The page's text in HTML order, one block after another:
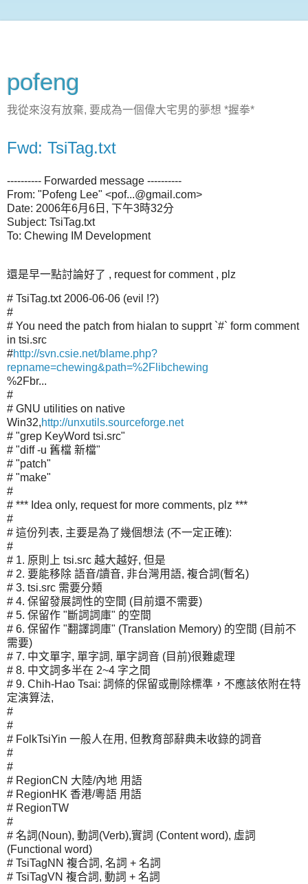
pofeng
我從來沒有放棄, 要成為一個偉大宅男的夢想 *握拳*
Fwd: TsiTag.txt
---------- Forwarded message ----------
From: "Pofeng Lee" <pof...@gmail.com>
Date: 2006年6月6日, 下午3時32分
Subject: TsiTag.txt
To: Chewing IM Development
還是早一點討論好了 , request for comment , plz
# TsiTag.txt 2006-06-06 (evil !?)
#
# You need the patch from hialan to supprt `#` form comment
in tsi.src
#http://svn.csie.net/blame.php?
repname=chewing&path=%2Flibchewing
%2Fbr...
#
# GNU utilities on native
Win32,http://unxutils.sourceforge.net
# "grep KeyWord tsi.src"
# "diff -u 舊檔 新檔"
# "patch"
# "make"
#
# *** Idea only, request for more comments, plz ***
#
# 這份列表, 主要是為了幾個想法 (不一定正確):
#
# 1. 原則上 tsi.src 越大越好, 但是
# 2. 要能移除 語音/讀音, 非台灣用語, 複合詞(暫名)
# 3. tsi.src 需要分類
# 4. 保留發展詞性的空間 (目前還不需要)
# 5. 保留作 "斷詞詞庫" 的空間
# 6. 保留作 "翻譯詞庫" (Translation Memory) 的空間 (目前不
需要)
# 7. 中文單字, 單字詞, 單字詞音 (目前)很難處理
# 8. 中文詞多半在 2~4 字之間
# 9. Chih-Hao Tsai: 詞條的保留或刪除標準，不應該依附在特
定演算法,
#
#
# FolkTsiYin 一般人在用, 但教育部辭典未收錄的詞音
#
#
# RegionCN 大陸/內地 用語
# RegionHK 香港/粵語 用語
# RegionTW
#
# 名詞(Noun), 動詞(Verb),實詞 (Content word), 虛詞
(Functional word)
# TsiTagNN 複合詞, 名詞 + 名詞
# TsiTagVN 複合詞, 動詞 + 名詞